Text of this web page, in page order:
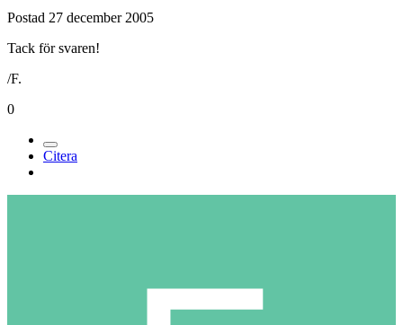
Postad 27 december 2005
Tack för svaren!
/F.
0
Citera